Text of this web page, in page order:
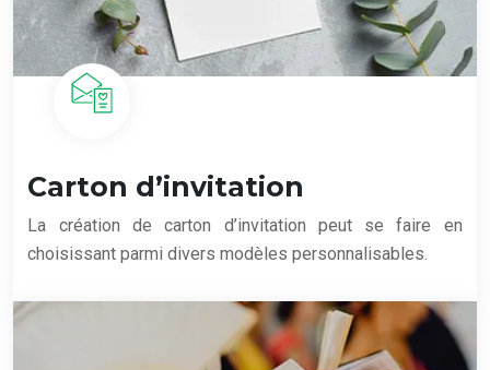
Carton d’invitation
La création de carton d’invitation peut se faire en
choisissant parmi divers modèles personnalisables.